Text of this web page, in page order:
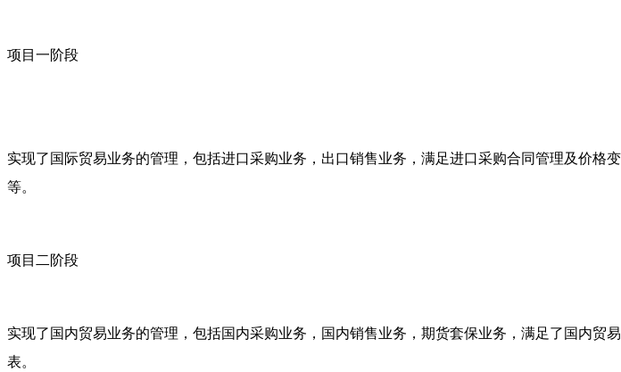
项目一阶段
实现了国际贸易业务的管理，包括进口采购业务，出口销售业务，满足进口采购合同管理及价
等。
项目二阶段
实现了国内贸易业务的管理，包括国内采购业务，国内销售业务，期货套保业务，满足了国内
表。